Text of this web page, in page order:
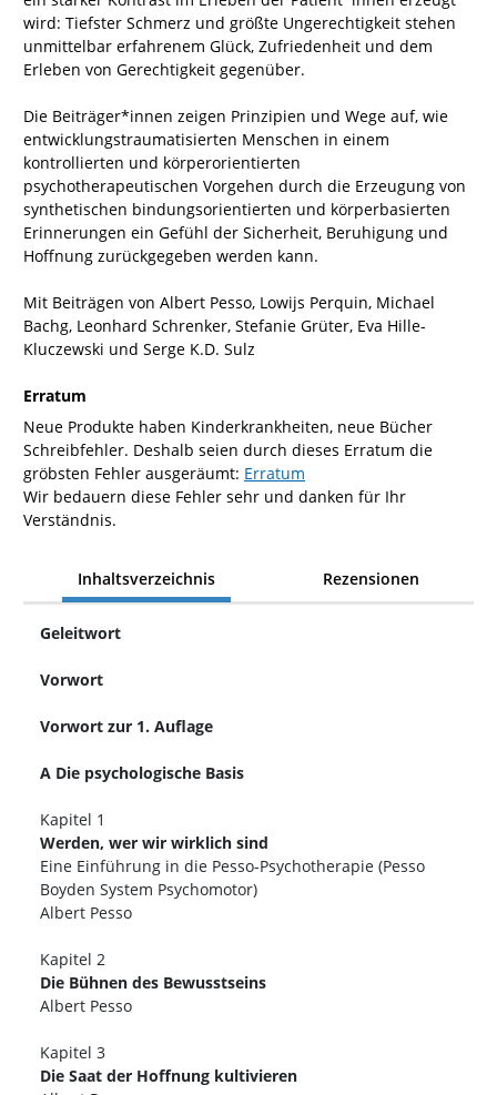
wird: Tiefster Schmerz und größte Ungerechtigkeit stehen
unmittelbar erfahrenem Glück, Zufriedenheit und dem
Erleben von Gerechtigkeit gegenüber.
Die Beiträger*innen zeigen Prinzipien und Wege auf, wie
entwicklungstraumatisierten Menschen in einem
kontrollierten und körperorientierten
psychotherapeutischen Vorgehen durch die Erzeugung von
synthetischen bindungsorientierten und körperbasierten
Erinnerungen ein Gefühl der Sicherheit, Beruhigung und
Hoffnung zurückgegeben werden kann.
Mit Beiträgen von Albert Pesso, Lowijs Perquin, Michael
Bachg, Leonhard Schrenker, Stefanie Grüter, Eva Hille-
Kluczewski und Serge K.D. Sulz
Erratum
Neue Produkte haben Kinderkrankheiten, neue Bücher
Schreibfehler. Deshalb seien durch dieses Erratum die
gröbsten Fehler ausgeräumt: Erratum
Wir bedauern diese Fehler sehr und danken für Ihr
Verständnis.
Inhaltsverzeichnis Rezensionen
Geleitwort
Vorwort
Vorwort zur 1. Auflage
A Die psychologische Basis
Kapitel 1
Werden, wer wir wirklich sind
Eine Einführung in die Pesso-Psychotherapie (Pesso
Boyden System Psychomotor)
Albert Pesso
Kapitel 2
Die Bühnen des Bewusstseins
Albert Pesso
Kapitel 3
Die Saat der Hoffnung kultivieren